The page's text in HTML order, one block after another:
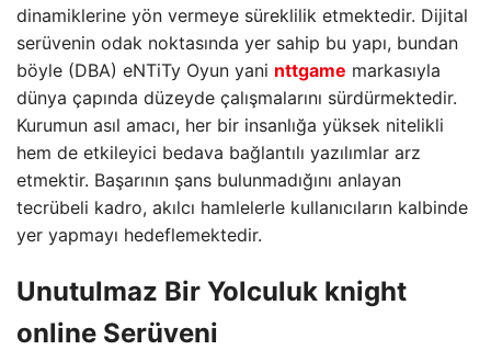
dinamiklerine yön vermeye süreklilik etmektedir. Dijital
serüvenin odak noktasında yer sahip bu yapı, bundan
böyle (DBA) eNTiTy Oyun yani nttgame markasıyla
dünya çapında düzeyde çalışmalarını sürdürmektedir.
Kurumun asıl amacı, her bir insanlığa yüksek nitelikli
hem de etkileyici bedava bağlantılı yazılımlar arz
etmektir. Başarının şans bulunmadığını anlayan
tecrübeli kadro, akılcı hamlelerle kullanıcıların kalbinde
yer yapmayı hedeflemektedir.
Unutulmaz Bir Yolculuk knight
online Serüveni